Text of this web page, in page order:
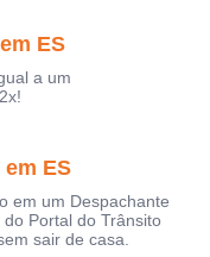
ES
a um
ES
em um Despachante
Portal do Trânsito
sair de casa.